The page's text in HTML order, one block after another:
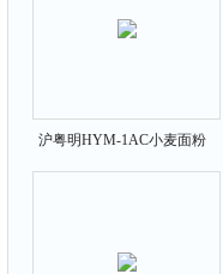
沪粤明HYM-1AC小麦面粉
谷物其它米饭食味仪